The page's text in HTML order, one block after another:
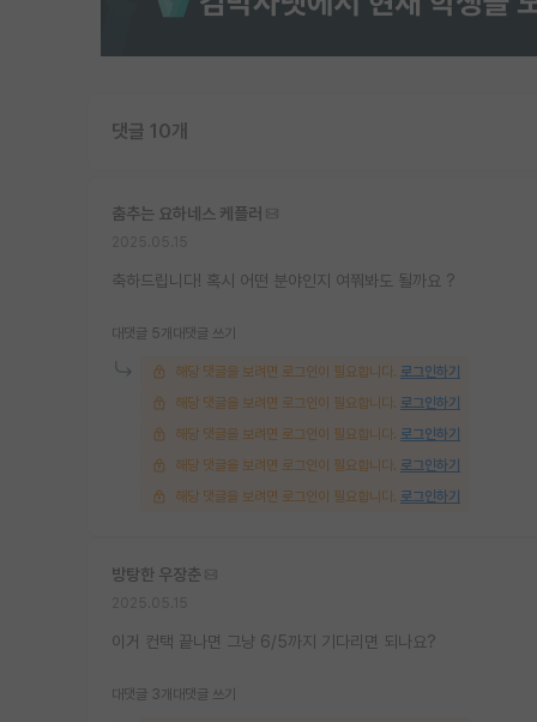
댓글 10개
춤추는 요하네스 케플러
축하드립니다! 혹시 어떤 분야인지 여쭤봐도 될까요 ?
대댓글 5개 대댓글 쓰기
해당 댓글을 보려면 로그인이 필요합니다. 로그인하기
해당 댓글을 보려면 로그인이 필요합니다. 로그인하기
해당 댓글을 보려면 로그인이 필요합니다. 로그인하기
해당 댓글을 보려면 로그인이 필요합니다. 로그인하기
해당 댓글을 보려면 로그인이 필요합니다. 로그인하기
방탕한 우장춘
이거 컨택 끝나면 그냥 6/5까지 기다리면 되나요?
대댓글 3개 대댓글 쓰기